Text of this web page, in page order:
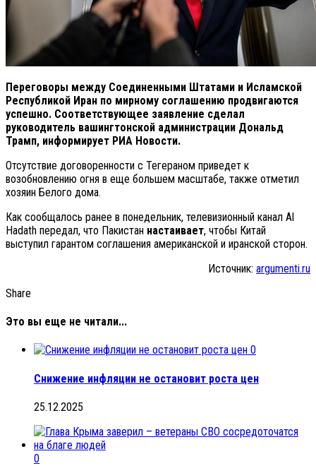
Переговоры между Соединенными Штатами и Исламской
Республикой Иран по мирному соглашению продвигаются
успешно. Соответствующее заявление сделал
руководитель вашингтонской администрации Дональд
Трамп, информирует РИА Новости.
Отсутствие договоренности с Тегераном приведет к
возобновлению огня в еще большем масштабе, также отметил
хозяин Белого дома.
Как сообщалось ранее в понедельник, телевизионный канал Al
Hadath передал, что Пакистан настаивает, чтобы Китай
выступил гарантом соглашения американской и иранской сторон.
Источник: argumenti.ru
Share
Это вы еще не читали...
0
Снижение инфляции не остановит роста цен
25.12.2025
0